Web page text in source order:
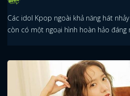
Các idol Kpop ngoài khả năng hát
còn có một ngoại hình hoàn hảo đáng